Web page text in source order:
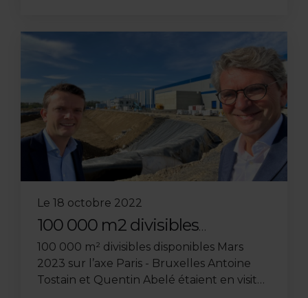
Le 18 octobre 2022
100 000 m2 divisibles
disponibles Mars 2023 sur l’axe
Paris - Bruxelles
100 000 m² divisibles disponibles Mars
2023 sur l’axe Paris - Bruxelles Antoine
Tostain et Quentin Abelé étaient en visite